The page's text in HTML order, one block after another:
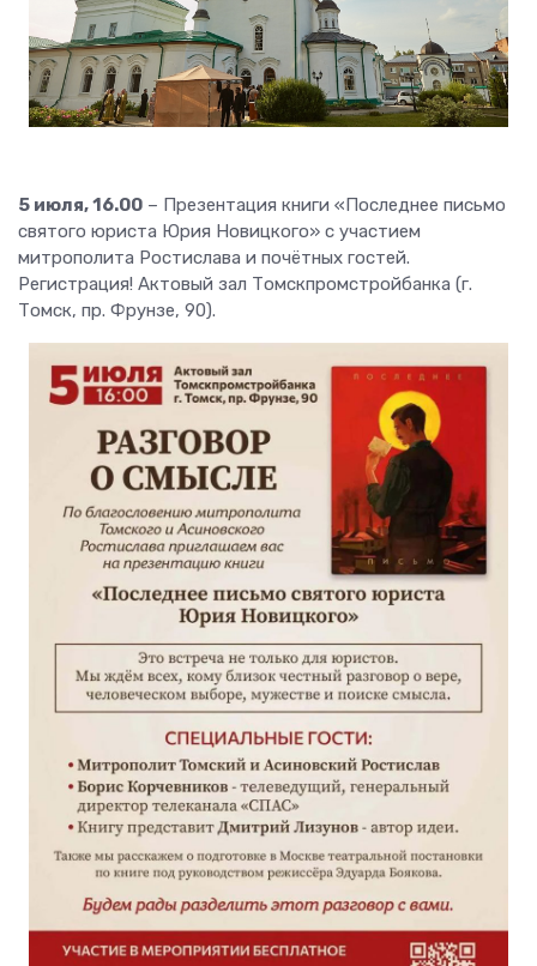
5 июля, 16.00 – Презентация книги «Последнее письмо
святого юриста Юрия Новицкого» с участием
митрополита Ростислава и почётных гостей.
Регистрация! Актовый зал Томскпромстройбанка (г.
Томск, пр. Фрунзе, 90).